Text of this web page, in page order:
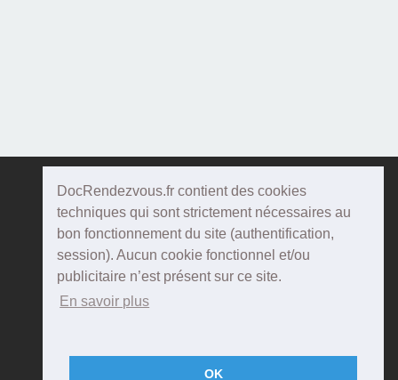
DocRendezvous.fr contient des cookies
techniques qui sont strictement nécessaires au
bon fonctionnement du site (authentification,
session). Aucun cookie fonctionnel et/ou
publicitaire n’est présent sur ce site.
En savoir plus
OK
DocRendezvous
Qui sommes-nous ?
Conditions Générales d'utilisation